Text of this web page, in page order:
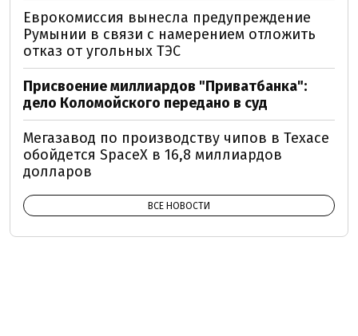
Еврокомиссия вынесла предупреждение
Румынии в связи с намерением отложить
отказ от угольных ТЭС
Присвоение миллиардов "Приватбанка":
дело Коломойского передано в суд
Мегазавод по производству чипов в Техасе
обойдется SpaceX в 16,8 миллиардов
долларов
ВСЕ НОВОСТИ